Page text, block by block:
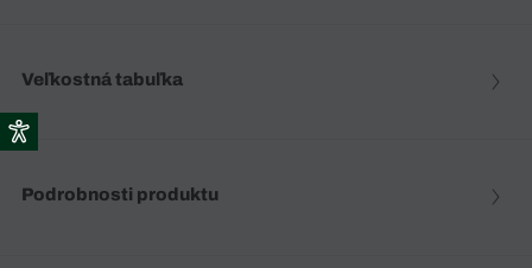
Veľkostná tabuľka
Podrobnosti produktu